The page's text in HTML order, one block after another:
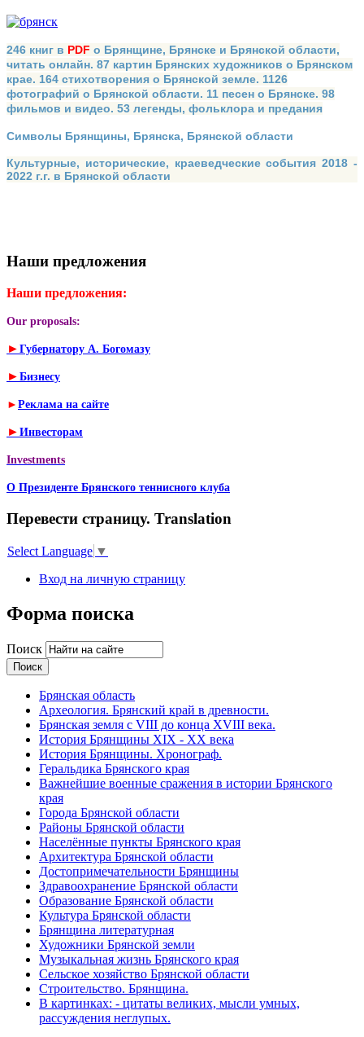
246 книг в PDF о Брянщине, Брянске и Брянской области,
читать онлайн. 87 картин Брянских художников о Брянском
крае. 164 стихотворения о Брянской земле. 1126
фотографий о Брянской области. 11 песен о Брянске. 98
фильмов и видео. 53 легенды, фольклора и предания
Символы Брянщины, Брянска, Брянской области
Культурные, исторические, краеведческие события 2018 -
2022 г.г. в Брянской области
Наши предложения
Наши предложения:
Our proposals:
► Губернатору А. Богомазу
► Бизнесу
► Реклама на сайте
► Инвесторам
Investments
О Президенте Брянского теннисного клуба
Перевести страницу. Translation
Select Language ▼
Вход на личную страницу
Форма поиска
Поиск
Брянская область
Археология. Брянский край в древности.
Брянская земля с VIII до конца XVIII века.
История Брянщины XIX - XX века
История Брянщины. Хронограф.
Геральдика Брянского края
Важнейшие военные сражения в истории Брянского
края
Города Брянской области
Районы Брянской области
Населённые пункты Брянского края
Архитектура Брянской области
Достопримечательности Брянщины
Здравоохранение Брянской области
Образование Брянской области
Культура Брянской области
Брянщина литературная
Художники Брянской земли
Музыкальная жизнь Брянского края
Сельское хозяйство Брянской области
Строительство. Брянщина.
В картинках: - цитаты великих, мысли умных,
рассуждения неглупых.